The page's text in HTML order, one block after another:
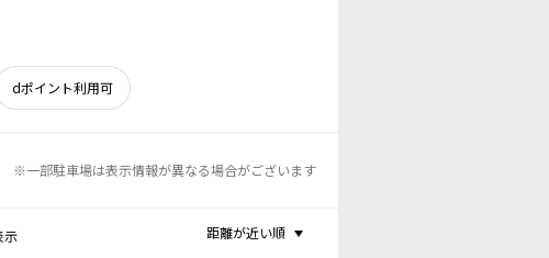
dポイント利用可
※一部駐車場は表示情報が異なる場合がございます
示 距離が近い順